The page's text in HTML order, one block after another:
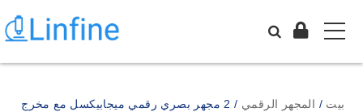
بيت / المجهر الرقمي
/ 2 مجهر بصري رقمي ميجابيكسل مع مخرج